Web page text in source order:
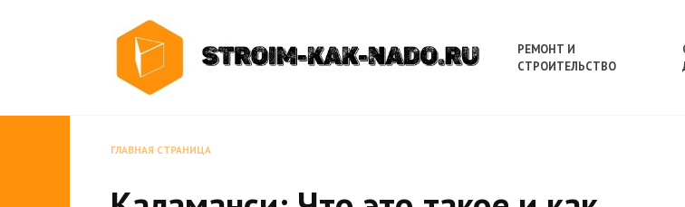
РЕМОНТ И
СТРОИТЕЛЬСТВО
ГЛАВНАЯ СТРАНИЦА